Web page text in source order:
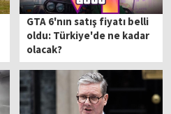
GTA 6'nın satış fiyatı belli
oldu: Türkiye'de ne kadar
olacak?